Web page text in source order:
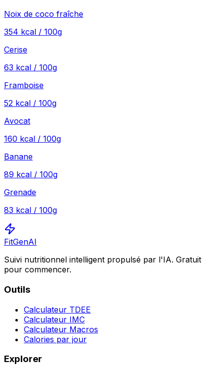
Noix de coco fraîche
354 kcal / 100g
Cerise
63 kcal / 100g
Framboise
52 kcal / 100g
Avocat
160 kcal / 100g
Banane
89 kcal / 100g
Grenade
83 kcal / 100g
FitGenAI
Suivi nutritionnel intelligent propulsé par l'IA. Gratuit
pour commencer.
Outils
Calculateur TDEE
Calculateur IMC
Calculateur Macros
Calories par jour
Explorer